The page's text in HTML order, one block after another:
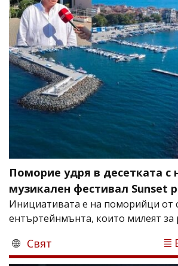
Поморие удря в десетката с
музикален фестивал Sunset
Инициативата е на поморийци от
ентъртейнмънта, които милеят за
Свят